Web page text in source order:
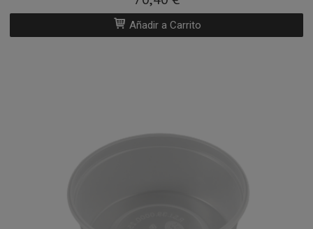
Añadir a Carrito